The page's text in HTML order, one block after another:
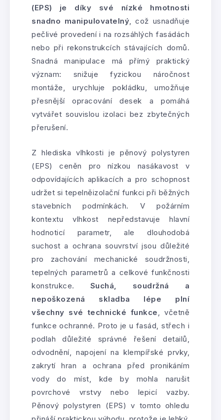
(EPS) je díky své nízké hmotnosti
snadno manipulovatelný, což usnadňuje
pečlivé provedení i na rozsáhlých fasádách
nebo při rekonstrukcích stávajících domů.
Snadná manipulace má přímý praktický
význam: snižuje fyzickou náročnost
montáže, urychluje pokládku, umožňuje
přesnější opracování desek a pomáhá
vytvářet souvislou izolaci bez zbytečných
přerušení.
Z hlediska vlhkosti je pěnový polystyren
(EPS) ceněn pro nízkou nasákavost v
odpovídajících aplikacích a pro schopnost
udržet si tepelněizolační funkci při běžných
stavebních podmínkách. V požárním
kontextu vlhkost nepředstavuje hlavní
hodnoticí parametr, ale dlouhodobá
suchost a ochrana souvrství jsou důležité
pro zachování mechanické soudržnosti,
tepelných parametrů a celkové funkčnosti
konstrukce. Suchá, soudržná a
nepoškozená skladba lépe plní
všechny své technické funkce, včetně
funkce ochranné. Proto je u fasád, střech i
podlah důležité správné řešení detailů,
odvodnění, napojení na klempířské prvky,
zakrytí hran a ochrana před pronikáním
vody do míst, kde by mohla narušit
povrchové vrstvy nebo lepicí vazby.
Pěnový polystyren (EPS) v tomto ohledu